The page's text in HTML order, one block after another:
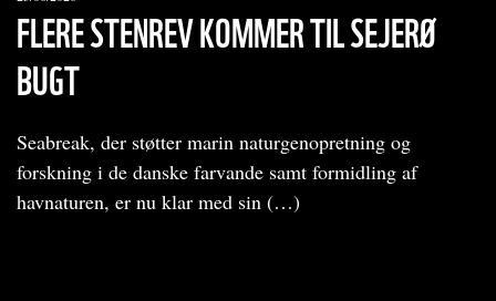
FLERE STENREV KOMMER TIL SEJERØ
BUGT
Seabreak, der støtter marin naturgenopretning og
forskning i de danske farvande samt formidling af
havnaturen, er nu klar med sin (…)